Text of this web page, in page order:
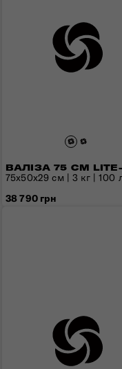
ВАЛІЗА 75 СМ
75x50x29 см | 3 кг | 100
38 790 грн